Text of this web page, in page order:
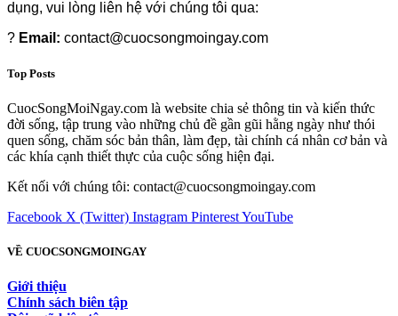
dụng, vui lòng liên hệ với chúng tôi qua:
? Email: contact@cuocsongmoingay.com
Top Posts
CuocSongMoiNgay.com là website chia sẻ thông tin và kiến thức
đời sống, tập trung vào những chủ đề gần gũi hằng ngày như thói
quen sống, chăm sóc bản thân, làm đẹp, tài chính cá nhân cơ bản và
các khía cạnh thiết thực của cuộc sống hiện đại.
Kết nối với chúng tôi: contact@cuocsongmoingay.com
Facebook X (Twitter) Instagram PinterestYouTube
VỀ CUOCSONGMOINGAY
Giới thiệu
Chính sách biên tập